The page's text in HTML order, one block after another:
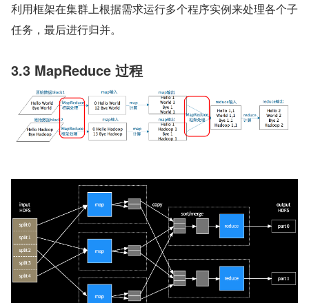
利用框架在集群上根据需求运行多个程序实例来处理各个子
任务，最后进行归并。
3.3 MapReduce 过程